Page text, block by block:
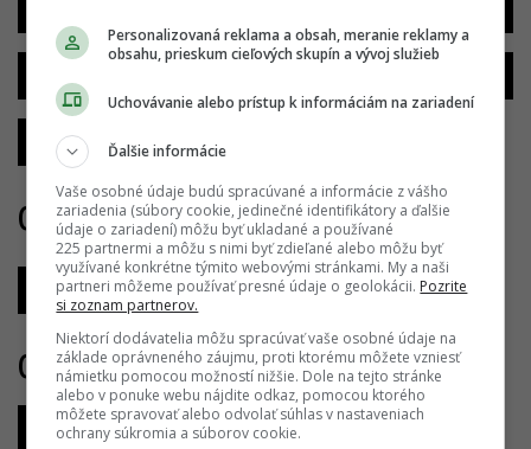
Downtown Yards
09.10.2024
Millhaus
07.10.2024
Nákupné centrum Aupark -
extenzia
Personalizovaná reklama a obsah, meranie reklamy a
obsahu, prieskum cieľových skupín a vývoj služieb
Uchovávanie alebo prístup k informáciám na zariadení
Ďalšie informácie
Vaše osobné údaje budú spracúvané a informácie z vášho
zariadenia (súbory cookie, jedinečné identifikátory a ďalšie
údaje o zariadení) môžu byť ukladané a používané
225 partnermi a môžu s nimi byť zdieľané alebo môžu byť
využívané konkrétne týmito webovými stránkami. My a naši
partneri môžeme používať presné údaje o geolokácii. Pozrite
si zoznam partnerov.
Niektorí dodávatelia môžu spracúvať vaše osobné údaje na
základe oprávneného záujmu, proti ktorému môžete vzniesť
námietku pomocou možností nižšie. Dole na tejto stránke
alebo v ponuke webu nájdite odkaz, pomocou ktorého
môžete spravovať alebo odvolať súhlas v nastaveniach
ochrany súkromia a súborov cookie.